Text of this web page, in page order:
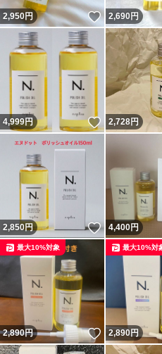
2,950円 いいね！
2,690円
4,999円 いいね！
2,728円
2,850円 いいね！
4,400円
2,890円 いいね！
最大10%対象
2,890円
最大10%対